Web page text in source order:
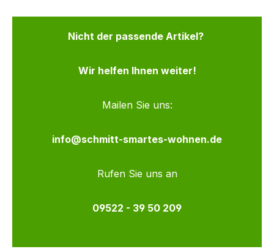
Nicht der passende Artikel?
Wir helfen Ihnen weiter!
Mailen Sie uns:
info@schmitt-smartes-wohnen.de
Rufen Sie uns an
09522 - 39 50 209